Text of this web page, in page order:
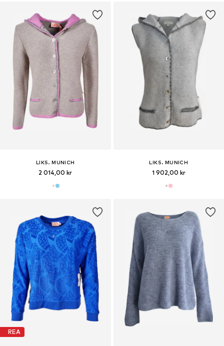
LIKS. MUNICH
2 014,00 kr
LIKS. MUNICH
1 902,00 kr
REA